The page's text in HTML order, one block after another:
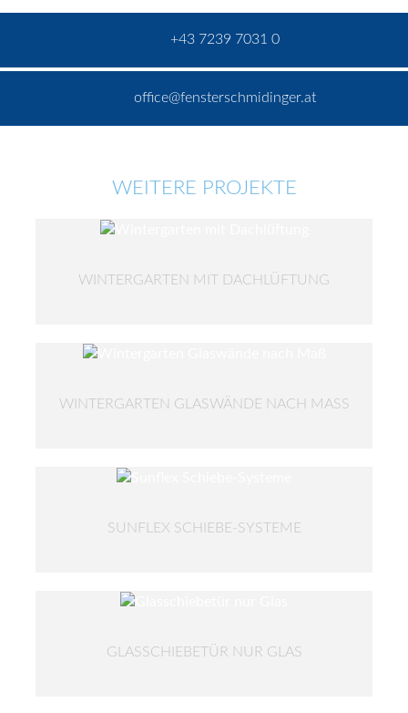
+43 7239 7031 0
office@fensterschmidinger.at
WEITERE PROJEKTE
WINTERGARTEN MIT DACHLÜFTUNG
WINTERGARTEN GLASWÄNDE NACH MASS
SUNFLEX SCHIEBE-SYSTEME
GLASSCHIEBETÜR NUR GLAS